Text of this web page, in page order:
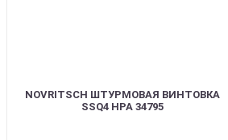
NOVRITSCH ШТУРМОВАЯ ВИНТОВКА
SSQ4 HPA 34795